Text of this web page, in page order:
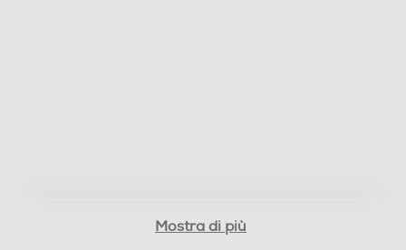
Mostra di più